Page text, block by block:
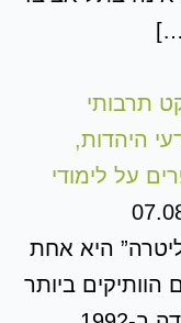
תרבותי
היהדות,
על לימודי
היא אחת
ביותר